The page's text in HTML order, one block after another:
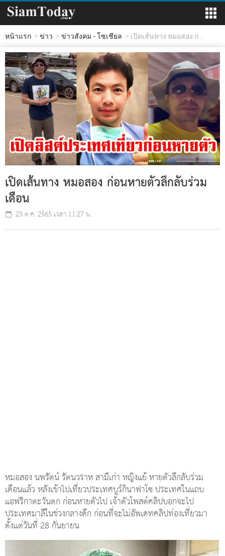
หน้าแรก ข่าว ข่าวสังคม - โซเชียล เปิดเส้นทาง หมอสอง ก...
เปิดเส้นทาง หมอสอง ก่อนหายตัวลึกลับร่วม
เดือน
23 ต.ค. 2565 เวลา 11:27 น.
หมอสอง นพรัตน์ รัตนวราห สามีเก่า หญิงแย้ หายตัวลึกลับร่วม
เดือนแล้ว หลังเข้าไปเที่ยวประเทศบูร์กินาฟาโซ ประเทศในแถบ
แอฟริกาตะวันตก ก่อนหายตัวไป เจ้าตัวโพสต์คลิปบอกจะไป
ประเทศมาลีในช่วงกลางดึก ก่อนที่จะไม่อัพเดทคลิปท่องเที่ยวมา
ตั้งแต่วันที่ 28 กันยายน